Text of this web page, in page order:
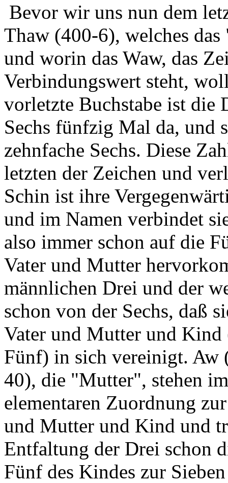
Bevor wir uns nun dem
Thaw (400-6), welches
und worin das Waw, das
Verbindungswert steht,
vorletzte Buchstabe ist die
Sechs fünfzig Mal da, und
zehnfache Sechs. Diese
letzten der Zeichen und
Schin ist ihre
und im Namen verbindet
also immer schon auf die
Vater und Mutter
männlichen Drei und der
schon von der Sechs, daß
Vater und Mutter und
Fünf) in sich vereinigt. Aw
40), die "Mutter", stehen
elementaren Zuordnung
und Mutter und Kind und
Entfaltung der Drei schon
Fünf des Kindes zur